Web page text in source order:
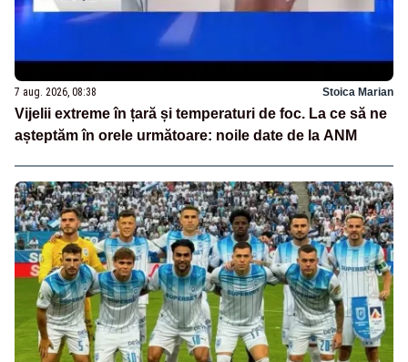
7 aug. 2026, 08:38 Stoica Marian
Vijelii extreme în țară și temperaturi de foc. La ce să ne
așteptăm în orele următoare: noile date de la ANM